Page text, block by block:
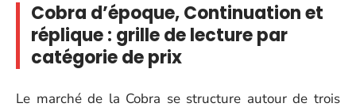
Cobra d’époque, Continuation et
réplique : grille de lecture par
catégorie de prix
Le marché de la Cobra se structure autour de trois